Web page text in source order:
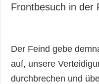
Frontbesuch in
Der Feind gebe
auf, unsere
durchbrechen und